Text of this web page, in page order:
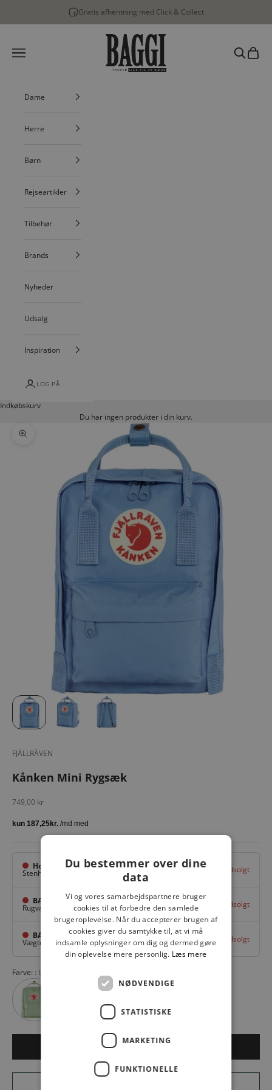
Gratis afhentning med Click & Collect
BAGGI
Menu
Søg
Dame
Herre
Børn
Rejseartikler
Tilbehør
Brands
Nyheder
Udsalg
Inspiration
LOG PÅ
Indkøbskurv
Du har ingen produkter i din kurv.
Zoom
FJÄLLRÄVEN
Kånken Mini Rygsæk
Salgspris
749,00 kr
Hovedlager
Stenhuggervej 10, Udsolgt
BAGGI Tarup Center
Rugvang 36, Odense NV Udsolgt
BAGGI Nyborg
Vægtergade 1, Nyborg Udsolgt
Farve: Ultramarine 537
Du bestemmer over dine
data
Vi og vores samarbejdspartnere bruger
cookies til at forbedre den samlede
brugeroplevelse. Når du accepterer brugen af
cookies giver du samtykke til, at vi må
indsamle oplysninger om dig og dermed gøre
din oplevelse mere personlig. Læs mere
NØDVENDIGE
STATISTISKE
MARKETING
FUNKTIONELLE